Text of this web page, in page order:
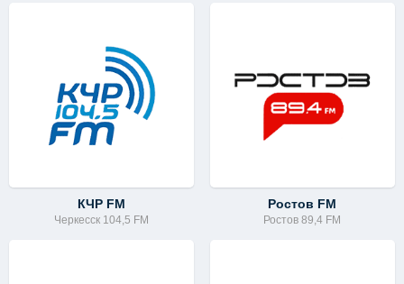
КЧР FM
Черкесск 104,5 FM
Ростов FM
Ростов 89,4 FM